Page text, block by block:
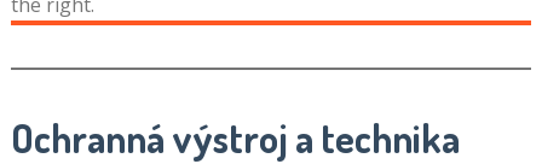
Ochranná výstroj a technika